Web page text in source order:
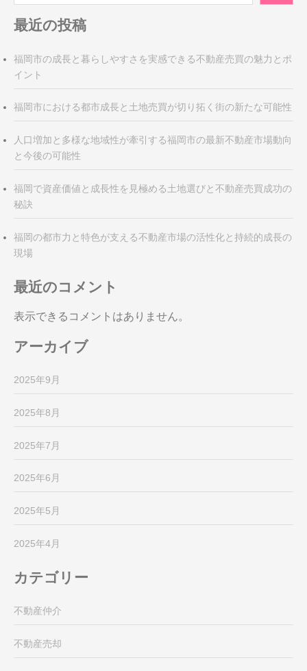
ー
シ
ン
最近の投稿
福岡市の成長と暮らしやすさを実感できる不動産売買の魅力とポ
イント
福岡市における都市成長と土地売買が切り拓く街の新たな可能性
人口増加と多様な地域性が牽引する福岡市の最新不動産市場動向
と今後の可能性
福岡で資産価値と成長性を見極める土地選びと不動産売買成功の
秘訣
福岡の都市力と特色が支える不動産市場の活性化と持続的成長の
現場
最近のコメント
表示できるコメントはありません。
アーカイブ
2025年9月
2025年8月
2025年7月
2025年6月
2025年5月
2025年4月
カテゴリー
不動産仲介
不動産売却